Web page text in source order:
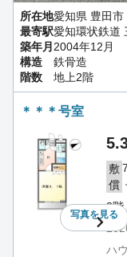
所在地愛知県 豊田市
最寄駅愛知環状鉄道
築年月2004年12月
構造
鉄骨造
階数
地上2階
＊＊＊号室
写真を見る
敷
償
2階
ハ